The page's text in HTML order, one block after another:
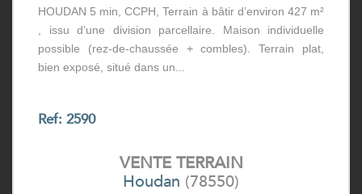
HOUDAN 5 min, CCPH, Terrain à bâtir d’environ 427 m²
, issu d’une division parcellaire. Maison individuelle
possible (rez-de-chaussée + combles). Terrain plat,
bien exposé, situé dans un...
Ref: 2590
VENTE TERRAIN
Houdan (78550)